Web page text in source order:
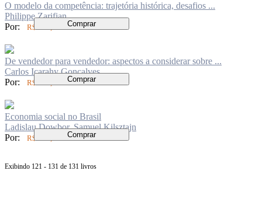
O modelo da competência: trajetória histórica, desafios ...
Philippe Zarifian
Por:
R$ 110,00 Comprar
De vendedor para vendedor: aspectos a considerar sobre ...
Carlos Icarahy Gonçalves
Por:
R$ 140,00 Comprar
Economia social no Brasil
Ladislau Dowbor, Samuel Kilsztajn
Por:
R$ 115,00 Comprar
Exibindo 121 - 131 de 131 livros